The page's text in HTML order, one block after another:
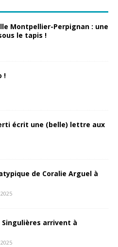
Montpellier-Perpignan : une
le tapis !
!
écrit une (belle) lettre aux
de Coralie Arguel à
Singulières arrivent à